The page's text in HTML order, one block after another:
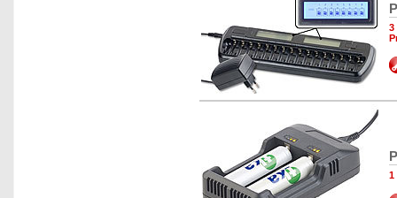
3
1